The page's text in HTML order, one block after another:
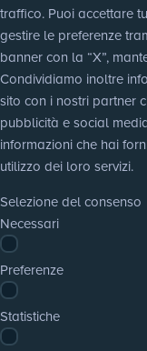
traffico. Puoi accettare
gestire le preferenze
banner con la “X”,
Condividiamo inoltre
sito con i nostri partner
pubblicità e social
informazioni che hai
utilizzo dei loro servizi.
Selezione del consenso
Necessari
Preferenze
Statistiche